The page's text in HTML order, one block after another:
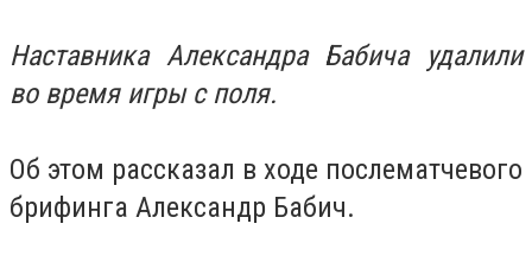
Наставника Александра Бабича удалили
во время игры с поля.
Об этом рассказал в ходе послематчевого
брифинга Александр Бабич.